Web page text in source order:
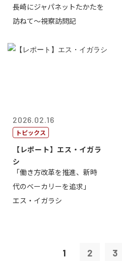
長崎にジャパネットたかたを
訪ねて～視察訪問記
2026.02.16
トピックス
【レポート】エス・イガラ
シ
「働き方改革を推進、新時
代のベーカリーを追求」
エス・イガラシ
1 2 3